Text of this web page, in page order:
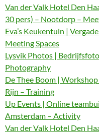
Van der Valk Hotel Den
30 pers) – Nootdorp –
Eva’s Keukentuin |
Meeting Spaces
Lysvik Photos |
Photography
De Thee Boom |
Rijn – Training
Up Events | Online
Amsterdam – Activity
Van der Valk Hotel Den